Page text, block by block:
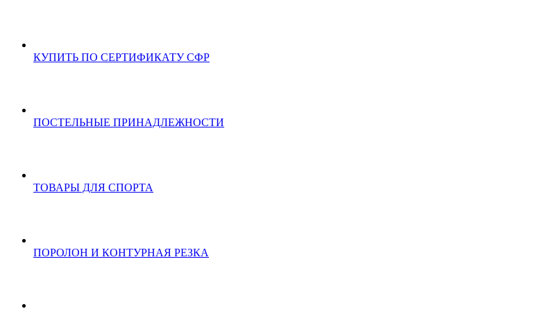
КУПИТЬ ПО СЕРТИФИКАТУ СФР
ПОСТЕЛЬНЫЕ ПРИНАДЛЕЖНОСТИ
ТОВАРЫ ДЛЯ СПОРТА
ПОРОЛОН И КОНТУРНАЯ РЕЗКА